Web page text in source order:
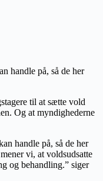
handle på, så de her
til at sætte vold
Og at myndighederne
handle på, så de her
vi, at voldsudsatte
og behandling.” siger